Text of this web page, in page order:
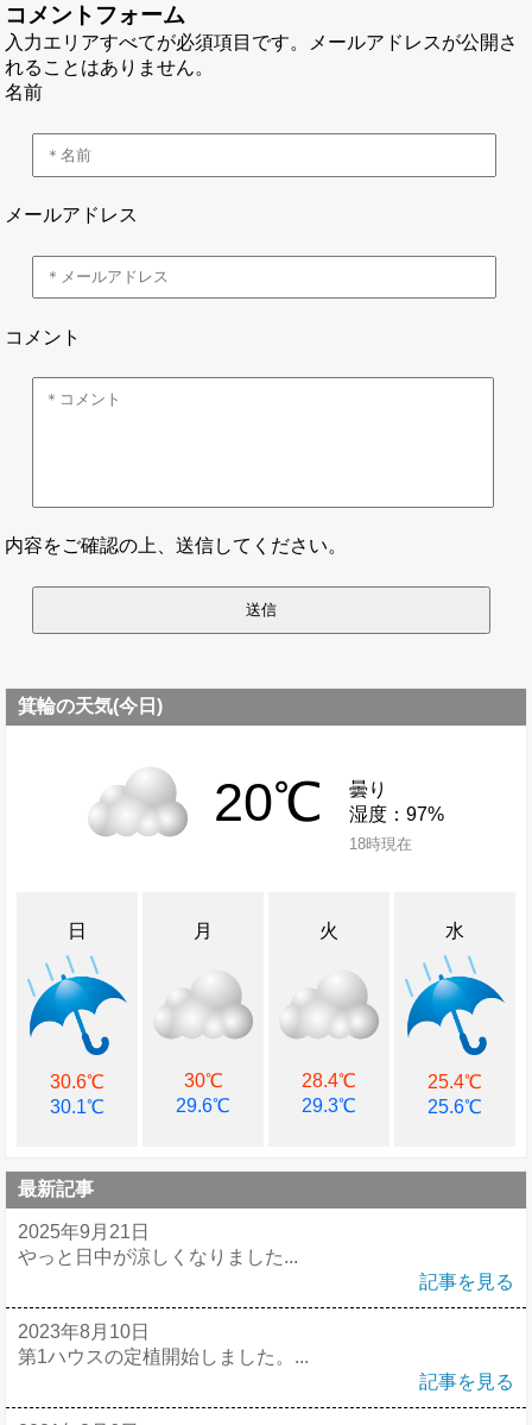
コメントフォーム
入力エリアすべてが必須項目です。メールアドレスが公開さ
れることはありません。
名前
メールアドレス
コメント
内容をご確認の上、送信してください。
箕輪の天気(今日)
20℃
曇り
湿度：97%
18時現在
日
30.6℃
30.1℃
月
30℃
29.6℃
火
28.4℃
29.3℃
水
25.4℃
25.6℃
最新記事
2025年9月21日
やっと日中が涼しくなりました...
記事を見る
2023年8月10日
第1ハウスの定植開始しました。...
記事を見る